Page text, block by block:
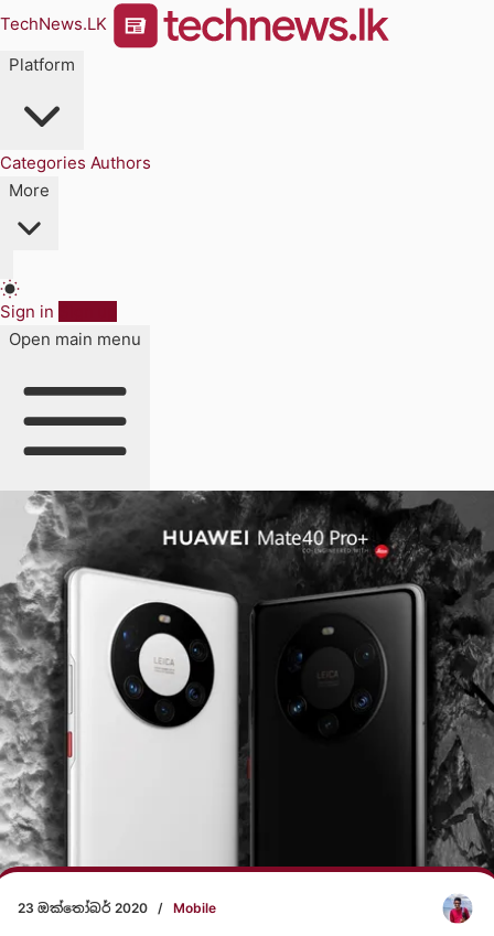
TechNews.LK
Platform
Categories Authors
More
Sign in
Open main menu
23 ඔක්තෝබර් 2020 / Mobile